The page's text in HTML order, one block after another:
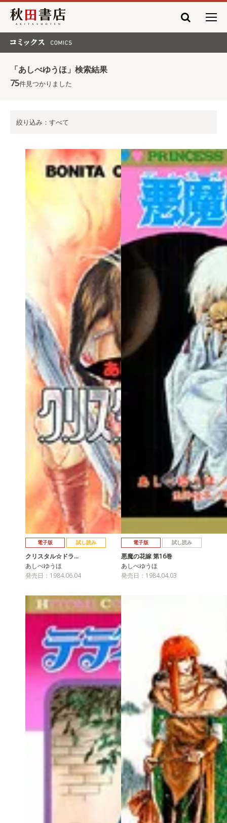
秋田書店
「あしべゆうほ」検索結果
75件見つかりました
絞り込み：すべて
電子版 試し読み
クリスタル☆ドラ…
あしべゆうほ
発売日：1984.06.04
電子版 試し読み
悪魔の花嫁 第16巻
あしべゆうほ
発売日：1984.04.03